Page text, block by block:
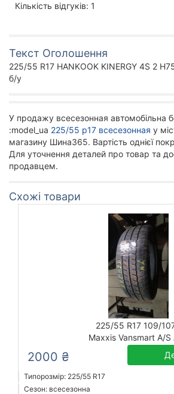
Кількість відгуків: 1
Текст Оголошення
225/55 R17 HANKOOK KINERGY 4S 2
б/у
У продажу всесезонная автомобільна
:model_ua 225/55 р17 всесезонная у
магазину Шина365. Вартість однієї
Для уточнення деталей про товар та
продавцем.
Схожі товари
225/55 R17 109/
Maxxis Vansmart A/S
2000 ₴
Типорозмір: 225/55 R17
Сезон: всесезонна